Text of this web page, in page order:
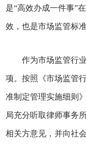
是“高效办成一件事”
效，也是市场监管标
作为市场监管行
项。按照《市场监管
准制定管理实施细则
局充分听取律师事务
相关方意见，并向社